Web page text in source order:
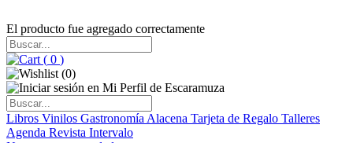
El producto fue agregado correctamente
( 0 )
(0)
Libros Vinilos Gastronomía Alacena Tarjeta de Regalo Talleres
Agenda Revista Intervalo